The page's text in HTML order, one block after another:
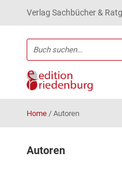
Verlag Sachbücher &
Home/ Autoren
Autoren